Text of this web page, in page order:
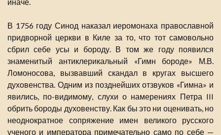
иначе.
В 1756 году Синод наказал иеромонаха православной
придворной церкви в Киле за то, что тот самовольно
сбрил себе усы и бороду. В том же году появился
знаменитый антиклерикальный «Гимн бороде» М.В.
Ломоносова, вызвавший скандал в кругах высшего
духовенства. Одним из позднейших отзвуков «Гимна» и
явились, по-видимому, слухи о намерениях Петра III
обрить бороды духовенству. Как бы это ни оценивать, но
неоднократное сопряжение имен великого русского
ученого и императора примечательно само по себе —